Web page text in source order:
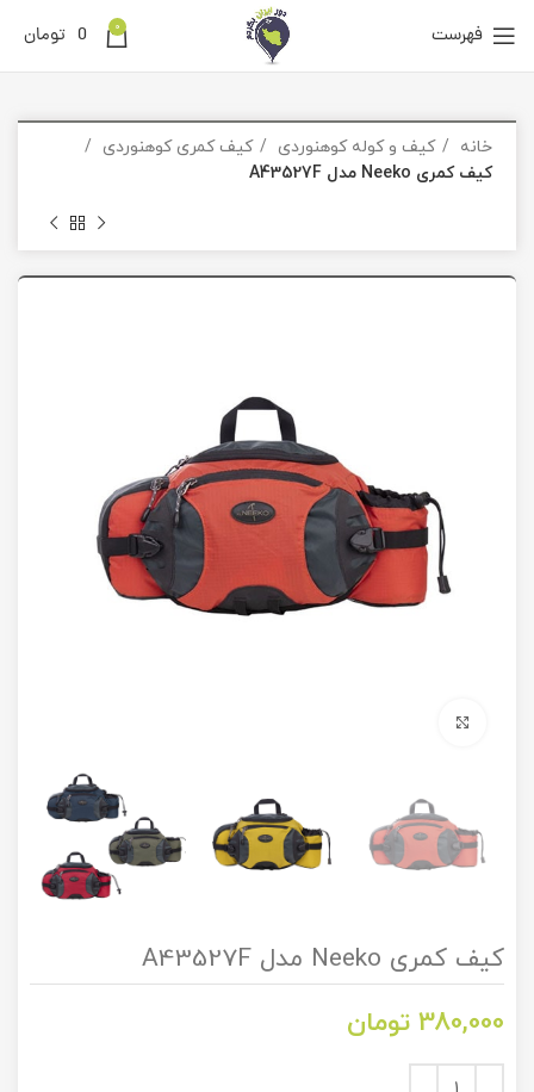
فهرست 0
0 تومان
خانه کیف و کوله کوهنوردی
کیف کمری کوهنوردی
کیف کمری Neeko مدل A43527F
کیف کمری Neeko مدل A43527F
380,000 تومان